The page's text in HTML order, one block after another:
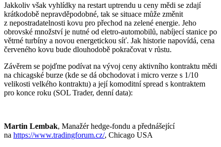
Jakkoliv však vyhlídky na restart uptrendu u ceny mědi se zdají
krátkodobě nepravděpodobné, tak se situace může změnit
z nepostradatelnosti kovu pro přechod na zelené energie. Jeho
obrovské množství je nutné od eletro-automobilů, nabíjecí stanice po
větrné turbíny a novou energetickou síť. Jak historie napovídá, cena
červeného kovu bude dlouhodobě pokračovat v růstu.
Závěrem se pojďme podívat na vývoj ceny aktivního kontraktu mědi
na chicagské burze (kde se dá obchodovat i micro verze s 1/10
velikosti velkého kontraktu) a její komoditní spread s kontraktem
pro konce roku (SOL Trader, denní data):
Martin Lembak, Manažér hedge-fondu a přednášející
na https://www.tradingforum.cz/, Chicago USA